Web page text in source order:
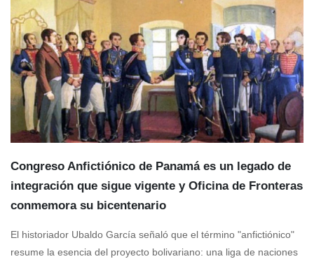
Congreso Anfictiónico de Panamá es un legado de
integración que sigue vigente y Oficina de Fronteras
conmemora su bicentenario
El historiador Ubaldo García señaló que el término "anfictiónico"
resume la esencia del proyecto bolivariano: una liga de naciones